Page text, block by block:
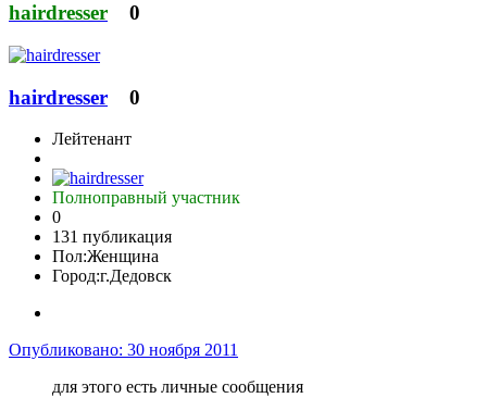
hairdresser 0
hairdresser 0
Лейтенант
Полноправный участник
0
131 публикация
Пол:Женщина
Город:г.Дедовск
Опубликовано: 30 ноября 2011
для этого есть личные сообщения